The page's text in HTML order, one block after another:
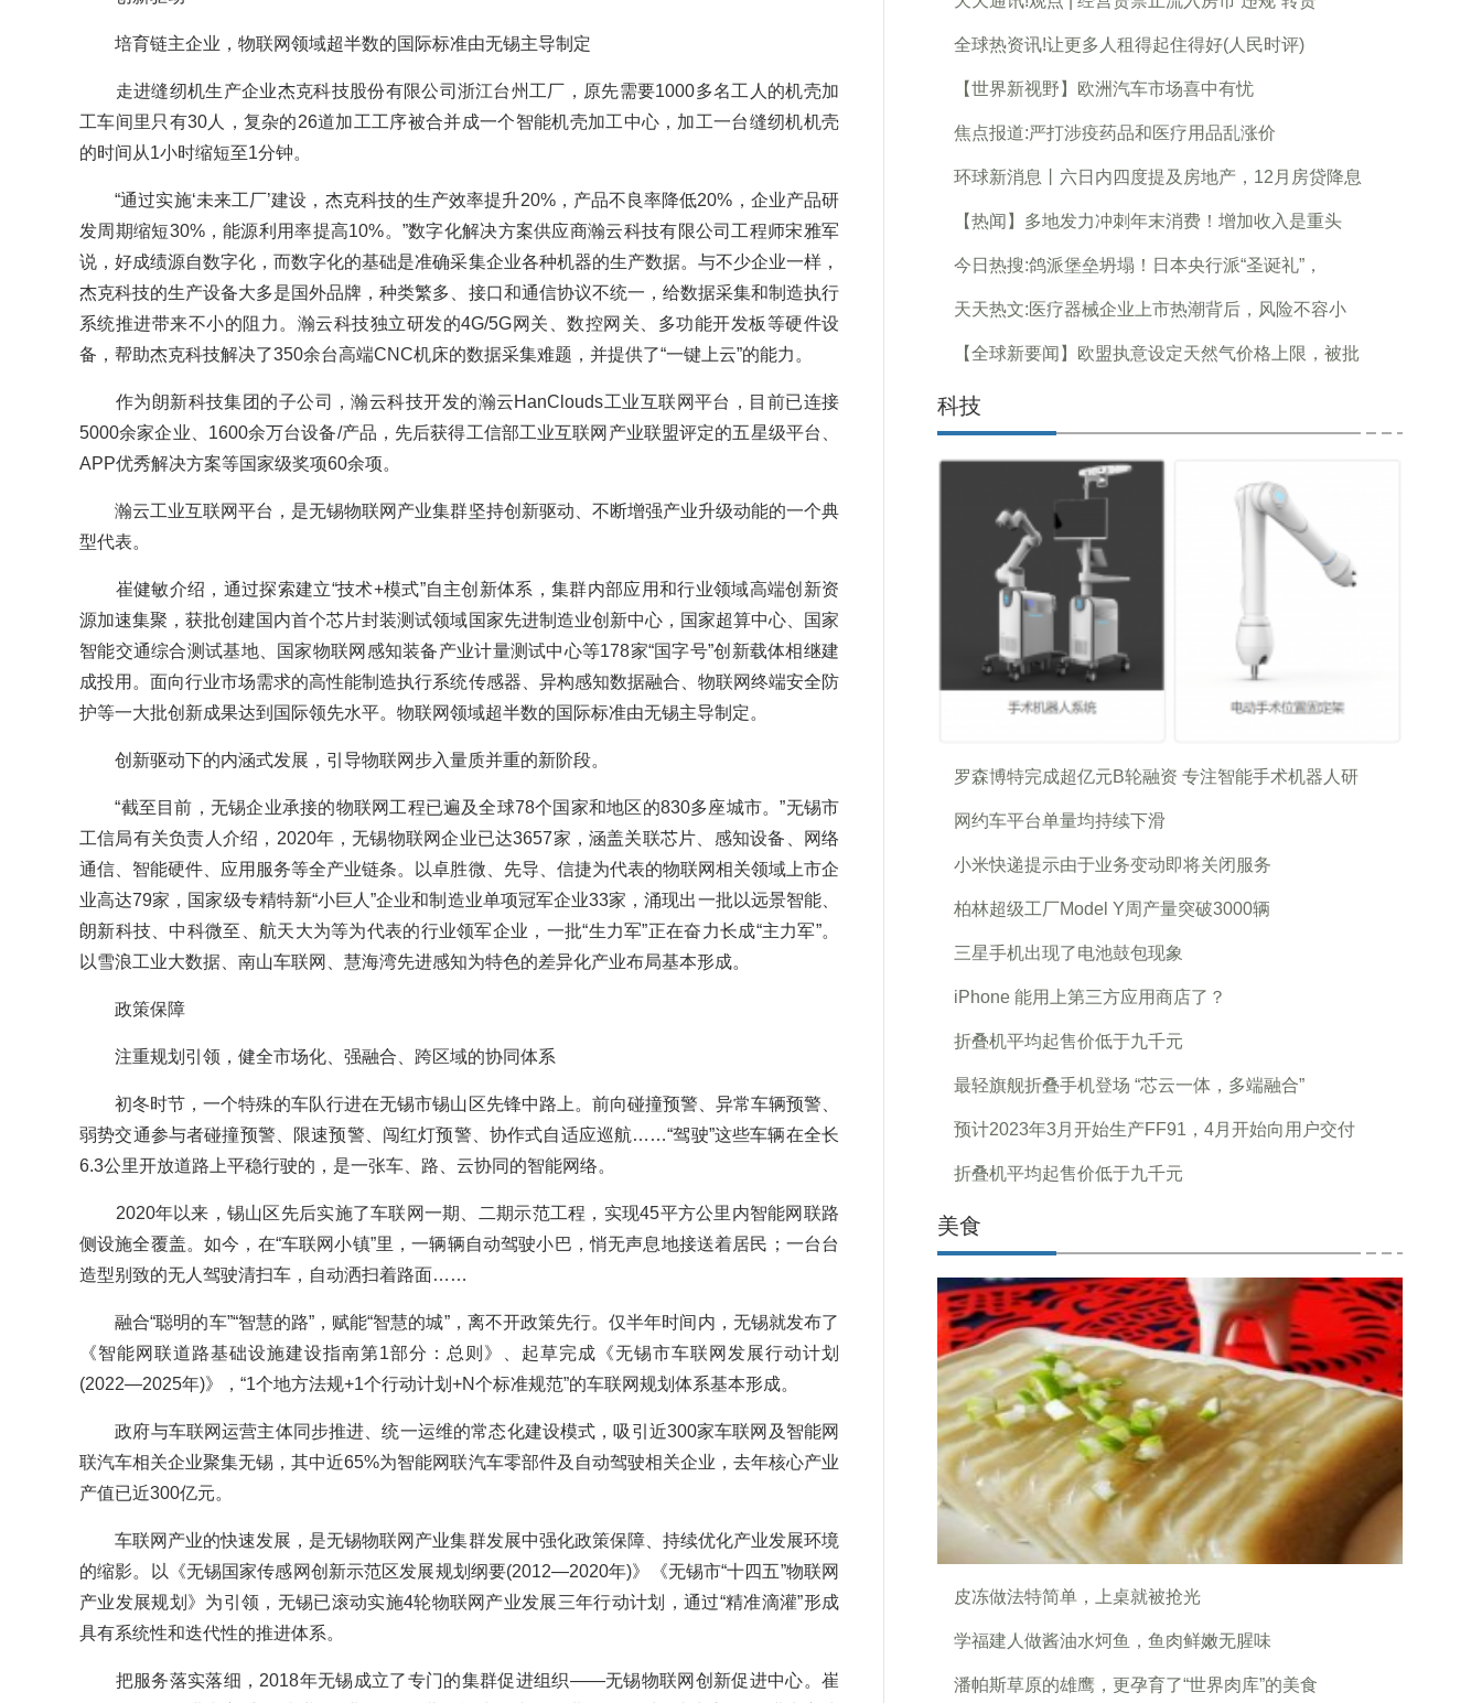
培育链主企业，物联网领域超半数的国际标准由无锡主导制定
走进缝纫机生产企业杰克科技股份有限公司浙江台州工厂，原先需要1000多名工人的机壳加
工车间里只有30人，复杂的26道加工工序被合并成一个智能机壳加工中心，加工一台缝纫机机壳
的时间从1小时缩短至1分钟。
“通过实施‘未来工厂’建设，杰克科技的生产效率提升20%，产品不良率降低20%，企业产品研
发周期缩短30%，能源利用率提高10%。”数字化解决方案供应商瀚云科技有限公司工程师宋雅军
说，好成绩源自数字化，而数字化的基础是准确采集企业各种机器的生产数据。与不少企业一样，
杰克科技的生产设备大多是国外品牌，种类繁多、接口和通信协议不统一，给数据采集和制造执行
系统推进带来不小的阻力。瀚云科技独立研发的4G/5G网关、数控网关、多功能开发板等硬件设
备，帮助杰克科技解决了350余台高端CNC机床的数据采集难题，并提供了“一键上云”的能力。
作为朗新科技集团的子公司，瀚云科技开发的瀚云HanClouds工业互联网平台，目前已连接
5000余家企业、1600余万台设备/产品，先后获得工信部工业互联网产业联盟评定的五星级平台、
APP优秀解决方案等国家级奖项60余项。
瀚云工业互联网平台，是无锡物联网产业集群坚持创新驱动、不断增强产业升级动能的一个典
型代表。
崔健敏介绍，通过探索建立“技术+模式”自主创新体系，集群内部应用和行业领域高端创新资
源加速集聚，获批创建国内首个芯片封装测试领域国家先进制造业创新中心，国家超算中心、国家
智能交通综合测试基地、国家物联网感知装备产业计量测试中心等178家“国字号”创新载体相继建
成投用。面向行业市场需求的高性能制造执行系统传感器、异构感知数据融合、物联网终端安全防
护等一大批创新成果达到国际领先水平。物联网领域超半数的国际标准由无锡主导制定。
创新驱动下的内涵式发展，引导物联网步入量质并重的新阶段。
“截至目前，无锡企业承接的物联网工程已遍及全球78个国家和地区的830多座城市。”无锡市
工信局有关负责人介绍，2020年，无锡物联网企业已达3657家，涵盖关联芯片、感知设备、网络
通信、智能硬件、应用服务等全产业链条。以卓胜微、先导、信捷为代表的物联网相关领域上市企
业高达79家，国家级专精特新“小巨人”企业和制造业单项冠军企业33家，涌现出一批以远景智能、
朗新科技、中科微至、航天大为等为代表的行业领军企业，一批“生力军”正在奋力长成“主力军”。
以雪浪工业大数据、南山车联网、慧海湾先进感知为特色的差异化产业布局基本形成。
政策保障
注重规划引领，健全市场化、强融合、跨区域的协同体系
初冬时节，一个特殊的车队行进在无锡市锡山区先锋中路上。前向碰撞预警、异常车辆预警、
弱势交通参与者碰撞预警、限速预警、闯红灯预警、协作式自适应巡航……“驾驶”这些车辆在全长
6.3公里开放道路上平稳行驶的，是一张车、路、云协同的智能网络。
2020年以来，锡山区先后实施了车联网一期、二期示范工程，实现45平方公里内智能网联路
侧设施全覆盖。如今，在“车联网小镇”里，一辆辆自动驾驶小巴，悄无声息地接送着居民；一台台
造型别致的无人驾驶清扫车，自动洒扫着路面……
融合“聪明的车”“智慧的路”，赋能“智慧的城”，离不开政策先行。仅半年时间内，无锡就发布了
《智能网联道路基础设施建设指南第1部分：总则》、起草完成《无锡市车联网发展行动计划
(2022—2025年)》，“1个地方法规+1个行动计划+N个标准规范”的车联网规划体系基本形成。
政府与车联网运营主体同步推进、统一运维的常态化建设模式，吸引近300家车联网及智能网
联汽车相关企业聚集无锡，其中近65%为智能网联汽车零部件及自动驾驶相关企业，去年核心产业
产值已近300亿元。
车联网产业的快速发展，是无锡物联网产业集群发展中强化政策保障、持续优化产业发展环境
的缩影。以《无锡国家传感网创新示范区发展规划纲要(2012—2020年)》《无锡市“十四五”物联网
产业发展规划》为引领，无锡已滚动实施4轮物联网产业发展三年行动计划，通过“精准滴灌”形成
具有系统性和迭代性的推进体系。
把服务落实落细，2018年无锡成立了专门的集群促进组织——无锡物联网创新促进中心。崔
全球热资讯!让更多人租得起住得好(人民时评)
【世界新视野】欧洲汽车市场喜中有忧
焦点报道:严打涉疫药品和医疗用品乱涨价
环球新消息丨六日内四度提及房地产，12月房贷降息
【热闻】多地发力冲刺年末消费！增加收入是重头
今日热搜:鸽派堡垒坍塌！日本央行派“圣诞礼”，
天天热文:医疗器械企业上市热潮背后，风险不容小
【全球新要闻】欧盟执意设定天然气价格上限，被批
科技
罗森博特完成超亿元B轮融资 专注智能手术机器人研
网约车平台单量均持续下滑
小米快递提示由于业务变动即将关闭服务
柏林超级工厂Model Y周产量突破3000辆
三星手机出现了电池鼓包现象
iPhone 能用上第三方应用商店了？
折叠机平均起售价低于九千元
最轻旗舰折叠手机登场 “芯云一体，多端融合”
预计2023年3月开始生产FF91，4月开始向用户交付
折叠机平均起售价低于九千元
美食
皮冻做法特简单，上桌就被抢光
学福建人做酱油水炣鱼，鱼肉鲜嫩无腥味
潘帕斯草原的雄鹰，更孕育了“世界肉库”的美食